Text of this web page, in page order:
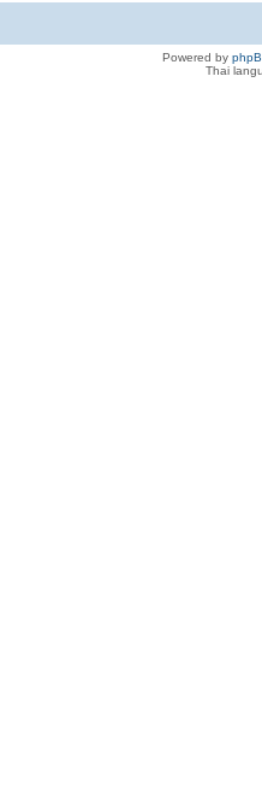
Powered by
Thai